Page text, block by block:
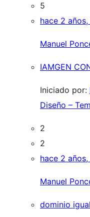
5
hace 2 años,
Manuel
IAMGEN
Iniciado por:
Diseño –
2
2
hace 2 años,
Manuel
dominio